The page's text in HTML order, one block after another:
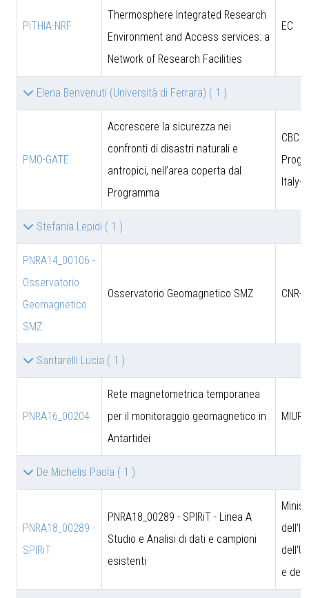
PITHIA-NRF
Thermosphere Integrated Research
Environment and Access services: a
Network of Research Facilities
EC
Elena Benvenuti (Università di Ferrara) ( 1 )
PMO-GATE
Accrescere la sicurezza nei
confronti di disastri naturali e
antropici, nell’area coperta dal
Programma
CBC
Italy-
Stefania Lepidi ( 1 )
PNRA14_00106 -
Osservatorio
Geomagnetico
SMZ
Osservatorio Geomagnetico SMZ CNR-
Santarelli Lucia ( 1 )
PNRA16_00204
Rete magnetometrica temporanea
per il monitoraggio geomagnetico in
Antartidei
MIUR
De Michelis Paola ( 1 )
PNRA18_00289 -
SPIRiT
PNRA18_00289 - SPIRiT - Linea A
Studio e Analisi di dati e campioni
esistenti
e